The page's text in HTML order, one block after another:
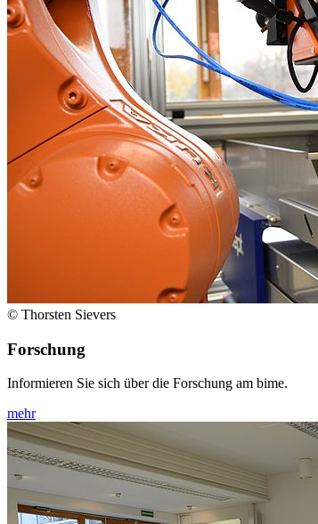
© Thorsten Sievers
Forschung
Informieren Sie sich über die Forschung am bime.
mehr